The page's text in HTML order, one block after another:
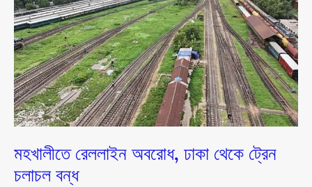
মহখালীতে রেললাইন অবরোধ, ঢাকা থেকে ট্রেন
চলাচল বন্ধ
অবরোধ,
ঢাকা
থেকে
ট্রেন
চলাচল
বন্ধ